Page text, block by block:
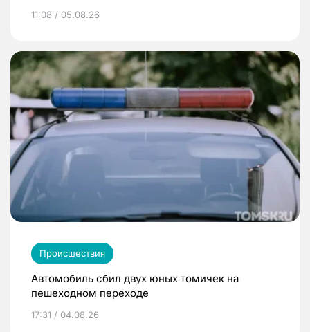
11:08 / 05.08.26
Происшествия
Автомобиль сбил двух юных томичек на
пешеходном переходе
17:31 / 04.08.26